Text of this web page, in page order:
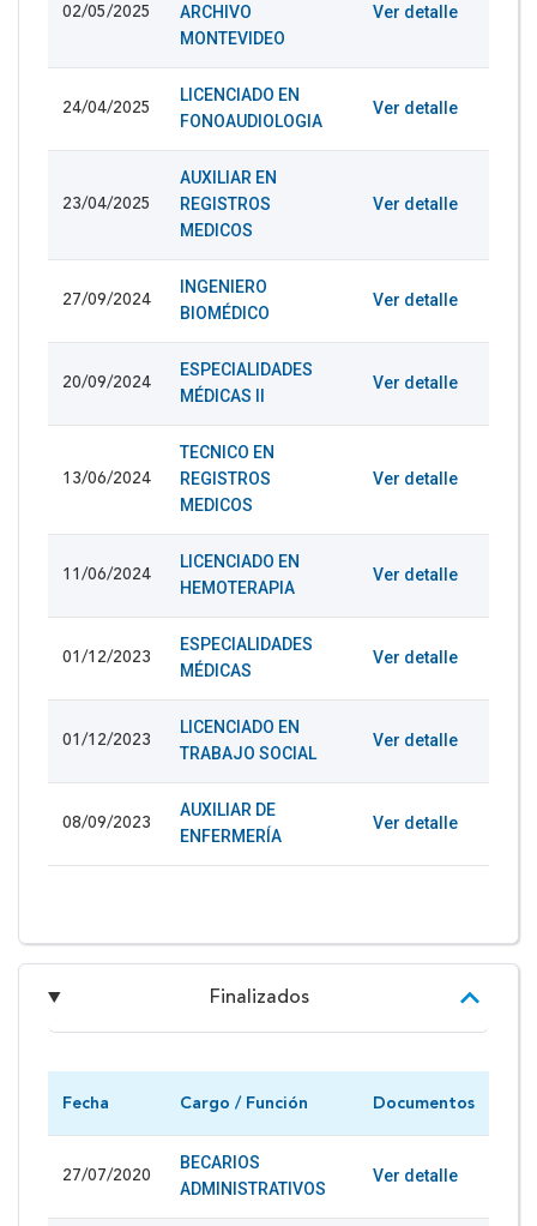
02/05/2025
ARCHIVO
MONTEVIDEO
Ver detalle
24/04/2025
LICENCIADO EN
FONOAUDIOLOGIA
Ver detalle
23/04/2025
AUXILIAR EN
REGISTROS
MEDICOS
Ver detalle
27/09/2024
INGENIERO
BIOMÉDICO
Ver detalle
20/09/2024
ESPECIALIDADES
MÉDICAS II
Ver detalle
13/06/2024
TECNICO EN
REGISTROS
MEDICOS
Ver detalle
11/06/2024
LICENCIADO EN
HEMOTERAPIA
Ver detalle
01/12/2023
ESPECIALIDADES
MÉDICAS
Ver detalle
01/12/2023
LICENCIADO EN
TRABAJO SOCIAL
Ver detalle
08/09/2023
AUXILIAR DE
ENFERMERÍA
Ver detalle
Finalizados
Fecha Cargo / Función Documentos
27/07/2020
BECARIOS
ADMINISTRATIVOS
Ver detalle